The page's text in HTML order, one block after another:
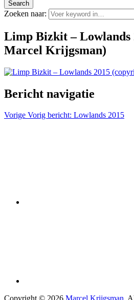
Search
Zoeken naar:
Limp Bizkit – Lowlands
Marcel Krijgsman)
Bericht navigatie
Vorige Vorig bericht: Lowlands 2015